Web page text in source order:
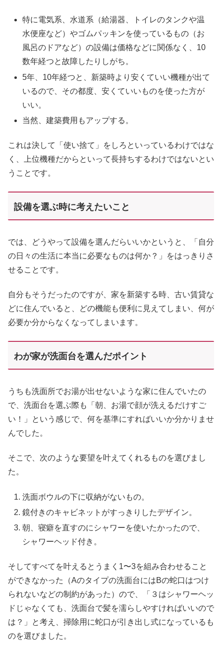
特に電気系、水道系（給湯器、トイレのタンクや温
水便座など）やゴムパッキンを使っているもの（お
風呂のドアなど）の設備は価格などに関係なく、10
数年経つと故障したりしがち。
5年、10年経つと、新築時より安くていい機種が出て
いるので、その都度、安くていいものを使った方が
いい。
当然、建築費用もアップする。
これは決して「使い捨て」をしろといっているわけではな
く、上位機種だからといって長持ちするわけではないとい
うことです。
設備を選ぶ時に考えたいこと
では、どうやって設備を選んだらいいかというと、「自分
の日々の生活に本当に必要なものは何か？」をはっきりさ
せることです。
自分もそうだったのですが、家を新築する時、古い賃貸な
どに住んでいると、どの機能も便利に見えてしまい、何が
必要か分からなくなってしまいます。
わが家が洗面台を選んだポイント
うちも洗面所でお湯が出せないような家に住んでいたの
で、洗面台を選ぶ際も「朝、お湯で顔が洗えるだけすご
い！」という感じで、何を基準にすればいいか分かりませ
んでした。
そこで、次のような要望を叶えてくれるものを選びまし
た。
洗面ボウルの下に収納がないもの。
鏡付きのキャビネットがすっきりしたデザイン。
朝、寝癖を直すのにシャワーを使いたかったので、
シャワーヘッド付き。
そしてすべてを叶えるとうまく1〜3を組み合わせること
ができなかった（Aのタイプの洗面台にはBの蛇口はつけ
られないなどの制約があった）ので、「３はシャワーヘッ
ドじゃなくても、洗面台で髪を濡らしやすければいいので
は？」と考え、掃除用に蛇口が引き出し式になっているも
のを選びました。